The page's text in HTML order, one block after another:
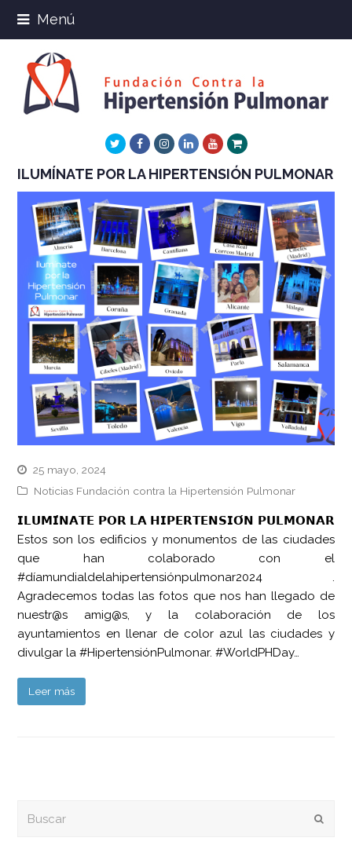
Menú
TwitterFacebookInstagram
LinkedInYoutube
Xing
ILUMÍNATE POR LA HIPERTENSIÓN PULMONAR
25 mayo, 2024
Noticias Fundación contra la Hipertensión Pulmonar
𝗜𝗟𝗨𝗠𝗜́𝗡𝗔𝗧𝗘 𝗣𝗢𝗥 𝗟𝗔 𝗛𝗜𝗣𝗘𝗥𝗧𝗘𝗡𝗦𝗜𝗢́𝗡 𝗣𝗨𝗟𝗠𝗢𝗡𝗔𝗥
Estos son los edificios y monumentos de las ciudades
que han colaborado con el
#díamundialdelahipertensiónpulmonar2024 .
Agradecemos todas las fotos que nos han llegado de
nuestr@s amig@s, y la colaboración de los
ayuntamientos en llenar de color azul las ciudades y
divulgar la #HipertensiónPulmonar. #WorldPHDay…
Leer más